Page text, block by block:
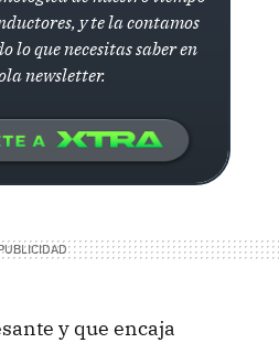
y te la contamos
lo que necesitas saber en
newsletter.
y que encaja